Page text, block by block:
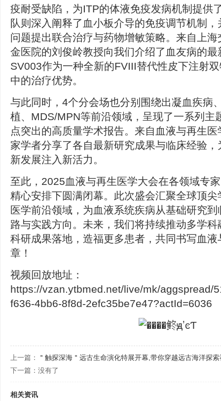
疫耐受缺陷，为ITP的体液免疫发病机制提供
队则深入阐释了血小板介导的免疫调节机制
问题提出联合治疗与药物增敏策略。来自上
金医院的刘俊岭教授向我们介绍了血友病的
SV003作为一种全新的FVIII替代性皮下注射
中的治疗优势。
与此同时，4个分会场也分别围绕出凝血疾病
植、MDS/MPN等前沿领域，呈现了一系列主
点突出的高质量学术报告。来自血液与再生
家学者分享了各自最新研究成果与临床经验
新发展注入新活力。
至此，2025血液与再生医学大会在各领域专
精心安排下圆满闭幕。此次盛会汇聚全球顶
医学前沿领域，为血液系统疾病从基础研究
路与实践方向。未来，我们将持续推动多学
科研成果落地，造福更多患者，共同书写血
章！
视频回放地址：
https://vzan.ytbmed.net/live/mk/aggspread/
f636-4bb6-8f8d-2efc35be7e47?actId=6036
上一篇：
＂触探深海＂远古生命演化特展开幕,带你穿越远古海洋探
下一篇：没有了
相关资讯